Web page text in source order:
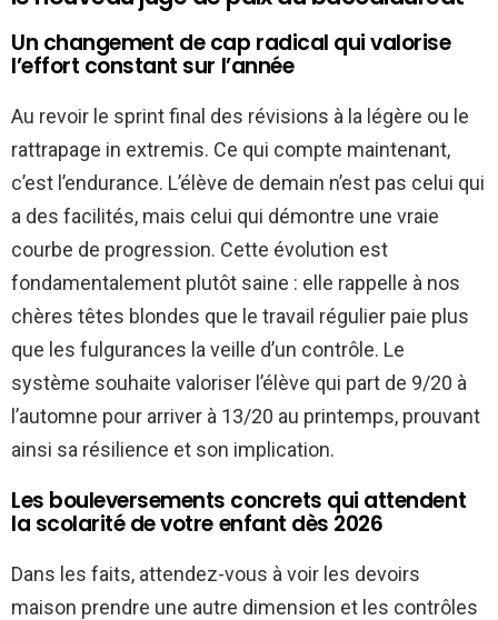
Un changement de cap radical qui valorise
l’effort constant sur l’année
Au revoir le sprint final des révisions à la légère ou le
rattrapage in extremis. Ce qui compte maintenant,
c’est l’endurance. L’élève de demain n’est pas celui qui
a des facilités, mais celui qui démontre une vraie
courbe de progression. Cette évolution est
fondamentalement plutôt saine : elle rappelle à nos
chères têtes blondes que le travail régulier paie plus
que les fulgurances la veille d’un contrôle. Le
système souhaite valoriser l’élève qui part de 9/20 à
l’automne pour arriver à 13/20 au printemps, prouvant
ainsi sa résilience et son implication.
Les bouleversements concrets qui attendent
la scolarité de votre enfant dès 2026
Dans les faits, attendez-vous à voir les devoirs
maison prendre une autre dimension et les contrôles